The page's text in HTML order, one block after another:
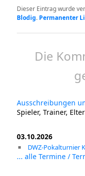
Dieser Eintrag wurde
Blodig. Permanenter
Die
Ausschreibungen
Spieler, Trainer,
03.10.2026
DWZ-Pokalturnier
... alle Termine /